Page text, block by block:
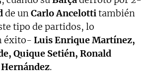
de unCarlo Ancelottitambién
tipo de partidos, lo
éxito- Luis Enrique Martínez,
Quique Setién, Ronald
.